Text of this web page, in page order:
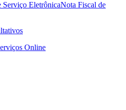
Serviço EletrônicaNota Fiscal de
Online